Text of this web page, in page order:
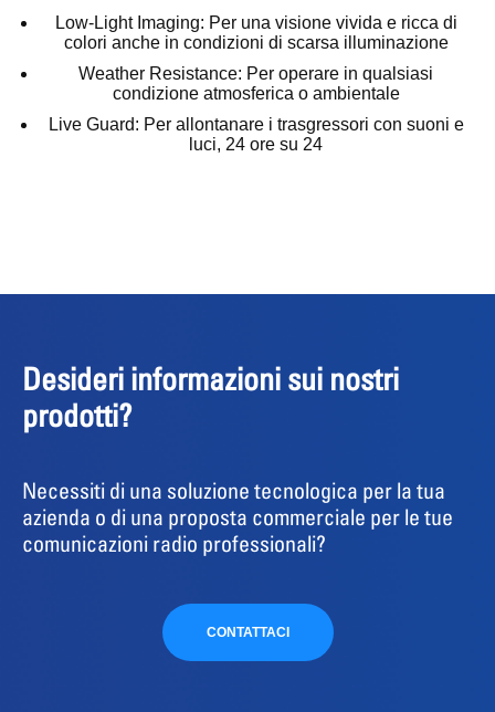
Low-Light Imaging: Per una visione vivida e ricca di
colori anche in condizioni di scarsa illuminazione
Weather Resistance: Per operare in qualsiasi
condizione atmosferica o ambientale
Live Guard: Per allontanare i trasgressori con suoni e
luci, 24 ore su 24
Desideri informazioni sui nostri
prodotti?
Necessiti di una soluzione tecnologica per la tua
azienda o di una proposta commerciale per le tue
comunicazioni radio professionali?
CONTATTACI